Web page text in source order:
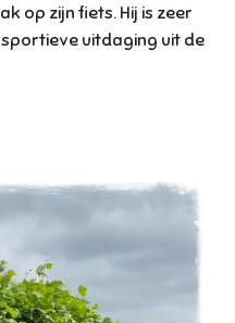
op zijn fiets. Hij is zeer
uitdaging uit de